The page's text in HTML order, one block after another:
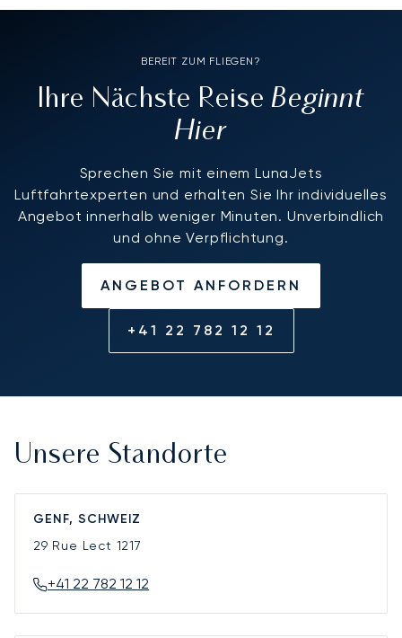
BEREIT ZUM FLIEGEN?
Ihre Nächste ReiseBeginnt
Hier
Sprechen Sie mit einem LunaJets
Luftfahrtexperten und erhalten Sie Ihr individuelles
Angebot innerhalb weniger Minuten. Unverbindlich
und ohne Verpflichtung.
ANGEBOT ANFORDERN
+41 22 782 12 12
Unsere Standorte
GENF, SCHWEIZ
29 Rue Lect 1217
+41 22 782 12 12